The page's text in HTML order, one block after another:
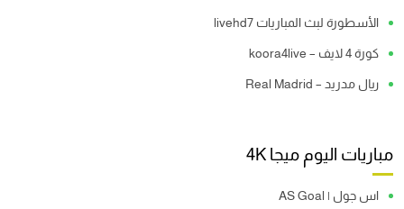
الأسطورة لبث المباريات livehd7
كورة 4 لايف – koora4live
ريال مدريد – Real Madrid
مباريات اليوم ميجا 4K
اس جول | AS Goal